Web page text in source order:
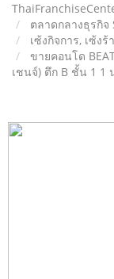
ตลาดกลางธุรกิ
เซ้งกิจการ, เซ้ง
ขายคอนโด
เชนจ์) ตึก B ชั้น 1 1